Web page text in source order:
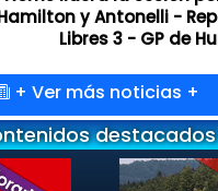
y Antonelli -
Libres 3 - GP de
+ Ver más noticias +
destacados